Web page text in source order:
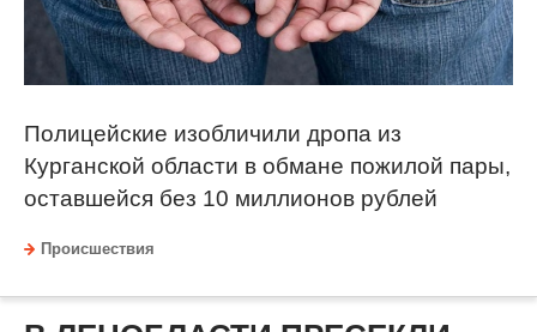
Полицейские изобличили дропа из
Курганской области в обмане пожилой пары,
оставшейся без 10 миллионов рублей
Происшествия